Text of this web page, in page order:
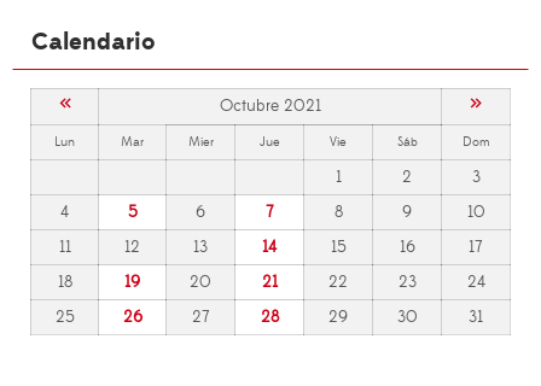
Calendario
« Octubre 2021 »
Lun Mar Mier Jue Vie Sáb Dom
1 2
3
4
5 6 7 8 9
10
11
12 13 14 15 16
17
18
19 20 21 22 23
24
25
26 27 28 29 30 31